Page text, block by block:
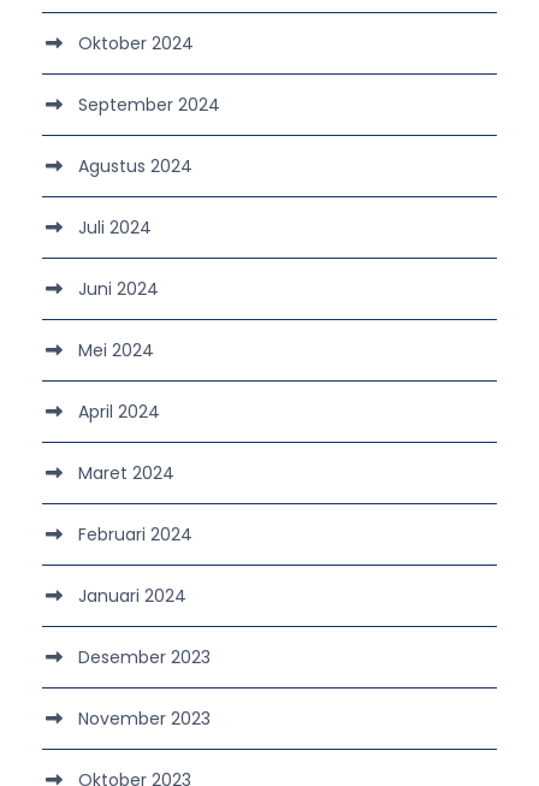
Oktober 2024
September 2024
Agustus 2024
Juli 2024
Juni 2024
Mei 2024
April 2024
Maret 2024
Februari 2024
Januari 2024
Desember 2023
November 2023
Oktober 2023